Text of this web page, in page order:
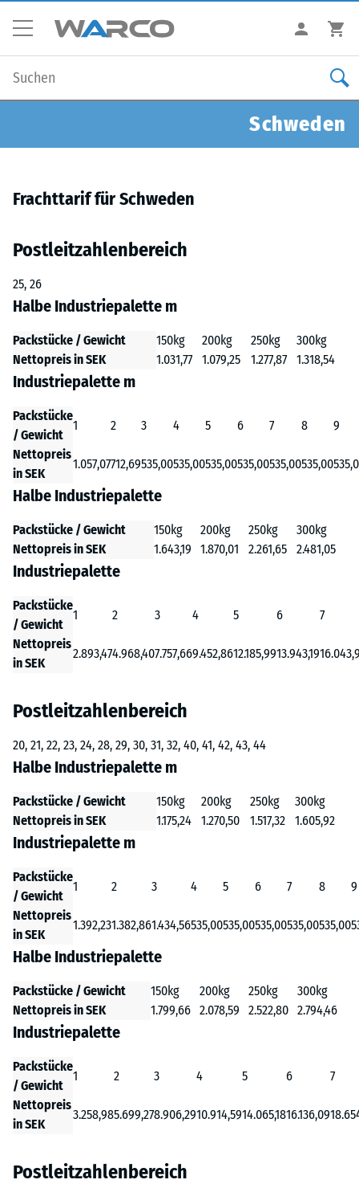
Schweden
Frachttarif für Schweden
Postleitzahlenbereich
25, 26
Halbe Industriepalette m
Packstücke / Gewicht 150kg 200kg 250kg
300kg
Nettopreis in SEK
1.031,77 1.079,25 1.277,87 1.318,54
Industriepalette m
Packstücke
/ Gewicht
1 2 3 4 5 6 7 8
9
Nettopreis
in SEK
1.057,07712,69535,00535,00535,00535,00535,00535,00
Halbe Industriepalette
Packstücke / Gewicht 150kg 200kg 250kg
300kg
Nettopreis in SEK
1.643,19 1.870,01 2.261,65 2.481,05
Industriepalette
Packstücke
/ Gewicht
1 2 3 4 5 6
7
Nettopreis
in SEK
2.893,474.968,407.757,669.452,8612.185,9913.943,19
Postleitzahlenbereich
20, 21, 22, 23, 24, 28, 29, 30, 31, 32, 40, 41, 42, 43, 44
Halbe Industriepalette m
Packstücke / Gewicht 150kg 200kg 250kg
300kg
Nettopreis in SEK
1.175,24 1.270,50 1.517,32 1.605,92
Industriepalette m
Packstücke
/ Gewicht
1 2 3 4 5 6 7 8
9
Nettopreis
in SEK
1.392,231.382,861.434,56535,00535,00535,00535,00535,00
Halbe Industriepalette
Packstücke / Gewicht 150kg 200kg 250kg
300kg
Nettopreis in SEK
1.799,66 2.078,59 2.522,80 2.794,46
Industriepalette
Packstücke
/ Gewicht
1 2 3 4 5 6
7
Nettopreis
in SEK
3.258,985.699,278.906,2910.914,5914.065,1816.136,09
Postleitzahlenbereich